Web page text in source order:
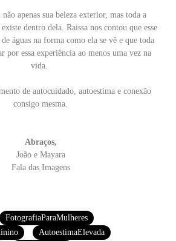
apenas sua beleza exterior, mas toda a
dentro dela. Raissa nos contou que esse
águas na forma como ela se vê e que toda
por essa experiência ao menos uma vez na
vida.
de autocuidado, autoestima e conexão
consigo mesma.
Abraços,
João e Mayara
Fala das Imagens
FotografiaParaMulheres
AutoestimaElevada